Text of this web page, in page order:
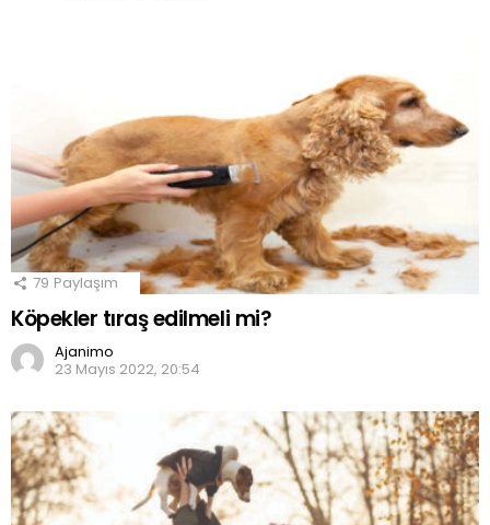
79 Paylaşım
Köpekler tıraş edilmeli mi?
Ajanimo
23 Mayıs 2022, 20:54